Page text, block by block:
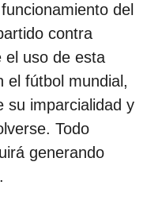
del
contra
el uso de esta
el fútbol mundial,
su imparcialidad y
Todo
generando